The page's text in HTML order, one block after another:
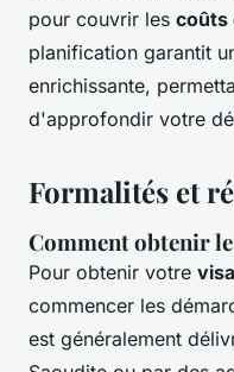
pour couvrir les coûts
planification garantit
enrichissante,
d'approfondir votre
Formalités et
Comment obtenir
Pour obtenir votre
commencer les
est généralement